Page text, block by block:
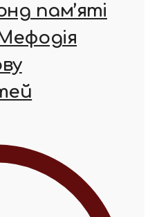
пам’яті